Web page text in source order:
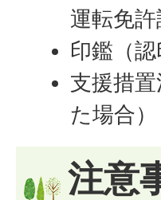
運転免許
印鑑（認
支援措
た場合）
注意